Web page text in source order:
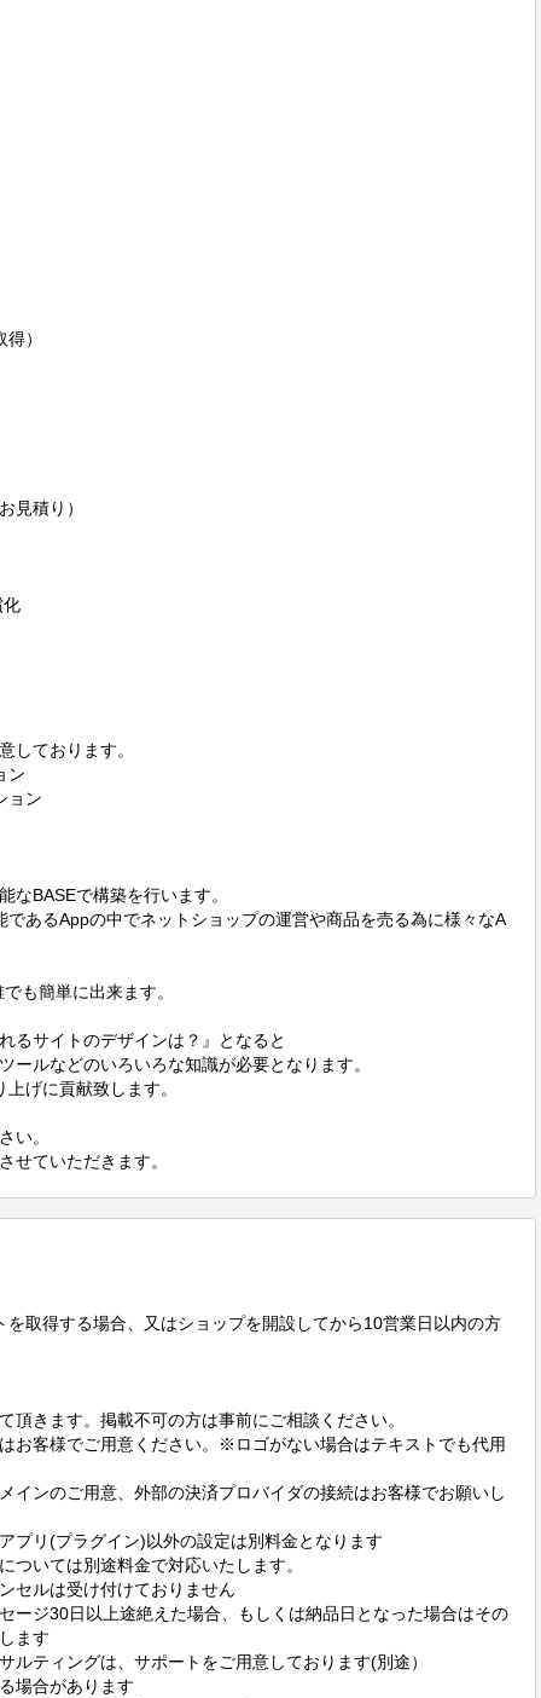
）
見積り）
化
しております。
ン
ョン
なBASEで構築を行います。
あるAppの中でネットショップの運営や商品を売る為に様々なA
も簡単に出来ます。
るサイトのデザインは？』となると
ールなどのいろいろな知識が必要となります。
げに貢献致します。
い。
せていただきます。
取得する場合、又はショップを開設してから10営業日以内の方
頂きます。掲載不可の方は事前にご相談ください。
お客様でご用意ください。※ロゴがない場合はテキストでも代用
インのご用意、外部の決済プロバイダの接続はお客様でお願いし
プリ(プラグイン)以外の設定は別料金となります
ついては別途料金で対応いたします。
セルは受け付けておりません
ージ30日以上途絶えた場合、もしくは納品日となった場合はその
ます
ルティングは、サポートをご用意しております(別途）
場合があります